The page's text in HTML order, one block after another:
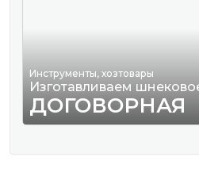
Инструменты, хозтовары
Изготавливаем
ДОГОВОРНАЯ